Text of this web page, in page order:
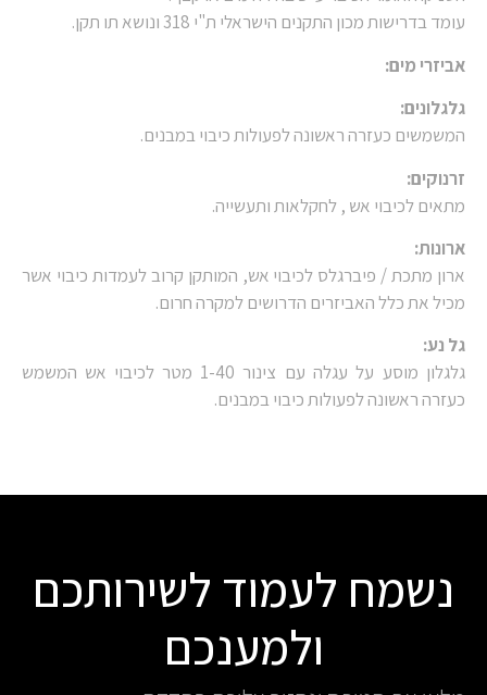
עומד בדרישות מכון התקנים הישראלי ת"י 318 ונושא תו תקן.
אביזרי מים:
גלגלונים:
המשמשים כעזרה ראשונה לפעולות כיבוי במבנים.
זרנוקים:
מתאים לכיבוי אש , לחקלאות ותעשייה.
ארונות:
ארון מתכת / פיברגלס לכיבוי אש, המותקן קרוב לעמדות כיבוי אשר
מכיל את כלל האביזרים הדרושים למקרה חרום.
גל נע:
גלגלון מוסע על עגלה עם צינור 1-40 מטר לכיבוי אש המשמש
כעזרה ראשונה לפעולות כיבוי במבנים.
נשמח לעמוד לשירותכם
ולמענכם